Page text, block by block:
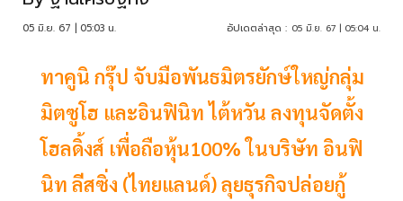
05 มิ.ย. 67 | 05:03 น. อัปเดตล่าสุด : 05 มิ.ย. 67 | 05:04 น.
ทาคูนิ กรุ๊ป จับมือพันธมิตรยักษ์ใหญ่กลุ่ม
มิตซูโฮ และอินฟินิท ไต้หวัน ลงทุนจัดตั้ง
โฮลดิ้งส์ เพื่อถือหุ้น100% ในบริษัท อินฟิ
นิท ลีสซิ่ง (ไทยแลนด์) ลุยธุรกิจปล่อยกู้